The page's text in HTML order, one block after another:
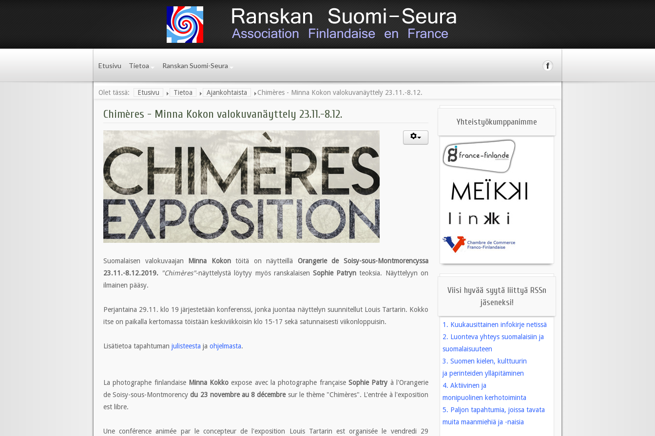
Etusivu Tietoa Ranskan Suomi-Seura
Olet tässä: Etusivu Tietoa Ajankohtaista Chimères - Minna Kokon valokuvanäyttely 23.11.-8.12.
Yhteistyökumppanimme
Viisi hyvää syytä liittyä RSSn
jäseneksi!
1. Kuukausittainen infokirje netissä
2. Luonteva yhteys suomalaisiin ja
suomalaisuuteen
3. Suomen kielen, kulttuurin
ja perinteiden ylläpitäminen
4. Aktiivinen ja
monipuolinen kerhotoiminta
5. Paljon tapahtumia, joissa tavata
muita maanmiehiä ja -naisia
Chimères - Minna Kokon valokuvanäyttely 23.11.-8.12.
Suomalaisen valokuvaajan Minna Kokontöitä on näytteillä Orangerie de Soisy-sous-Montmorencyssa
23.11.-8.12.2019. "Chimères"-näyttelystä löytyy myös ranskalaisenSophie Patryn teoksia. Näyttelyyn on
ilmainen pääsy.
Perjantaina 29.11. klo 19 järjestetään konferenssi, jonka juontaa näyttelyn suunnitellut Louis Tartarin. Kokko
itse on paikalla kertomassa töistään keskiviikkoisin klo 15-17 sekä satunnaisesti viikonloppuisin.
Lisätietoa tapahtuman julisteesta ja ohjelmasta.
La photographe finlandaise Minna Kokko expose avec la photographe française Sophie Patry à l'Orangerie
de Soisy-sous-Montmorencydu 23 novembre au 8 décembresur le thème "Chimères". L'entrée à l'exposition
est libre.
Une conférence animée par le concepteur de l'exposition Louis Tartarin est organisée le vendredi 29